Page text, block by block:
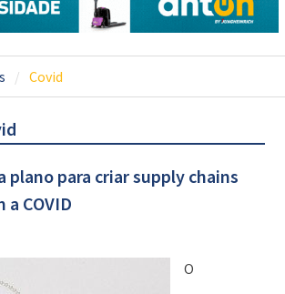
Covid
plano para criar supply chains
a COVID
O